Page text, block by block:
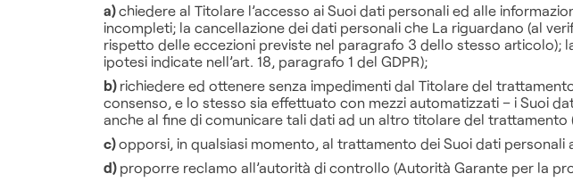
a)chiedere al Titolare l’accesso ai Suoi dati personali ed alle
incompleti; la cancellazione dei dati personali che La riguardano (al
rispetto delle eccezioni previste nel paragrafo 3 dello stesso articolo);
ipotesi indicate nell’art. 18, paragrafo 1 del GDPR);
b) richiedere ed ottenere senza impedimenti dal Titolare del
consenso, e lo stesso sia effettuato con mezzi automatizzati – i Suoi
anche al fine di comunicare tali dati ad un altro titolare del
c)opporsi, in qualsiasi momento, al trattamento dei Suoi dati
d) proporre reclamo all’autorità di controllo (Autorità Garante per la